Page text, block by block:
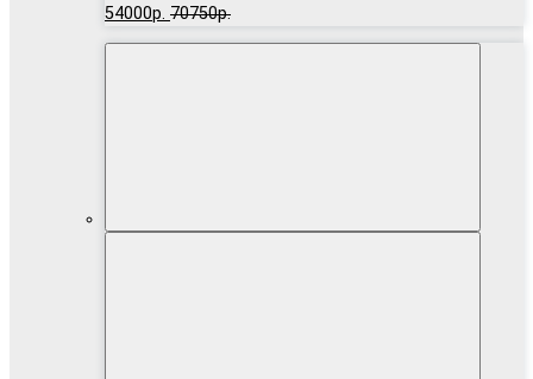
54000р. 70750р.